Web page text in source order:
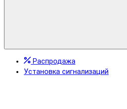
Распродажа
Установка сигнализаций